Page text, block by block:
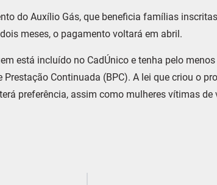
do Auxílio Gás, que beneficia famílias
meses, o pagamento voltará em abril.
está incluído no CadÚnico e tenha pelo
Continuada (BPC). A lei que criou o
preferência, assim como mulheres vítimas de